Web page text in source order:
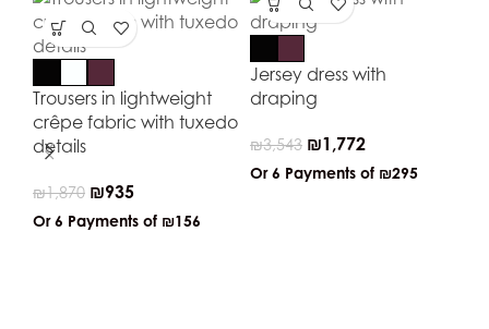
Trousers in lightweight
crêpe fabric with tuxedo
details
₪1,870 ₪935
Or 6 Payments of ₪156
Jersey dress with
draping
₪3,543 ₪1,772
Or 6 Payments of ₪295